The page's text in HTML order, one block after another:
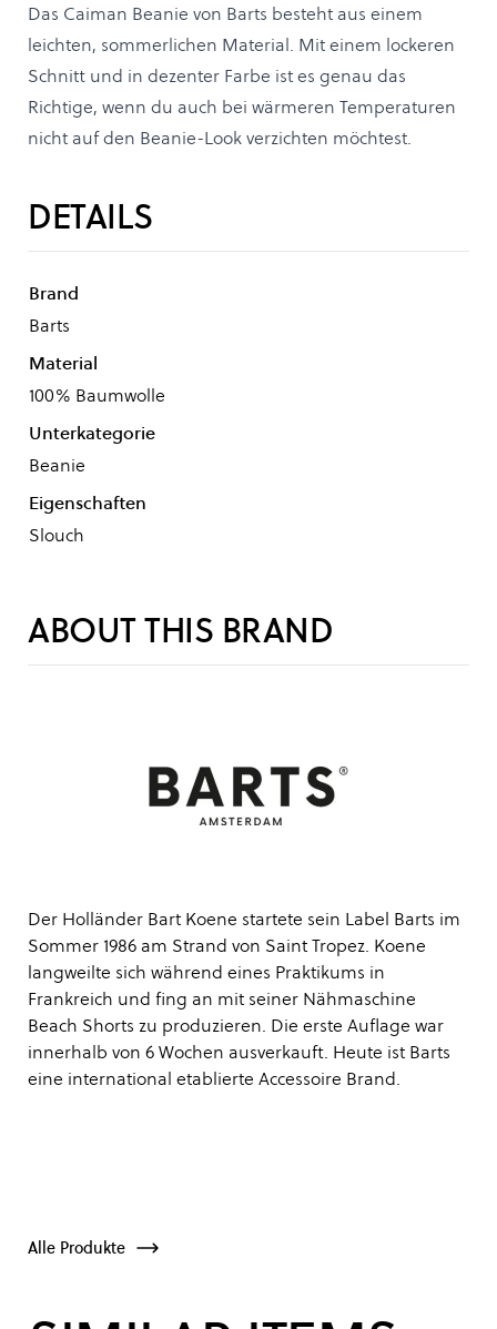
Das Caiman Beanie von Barts besteht aus einem
leichten, sommerlichen Material. Mit einem lockeren
Schnitt und in dezenter Farbe ist es genau das
Richtige, wenn du auch bei wärmeren Temperaturen
nicht auf den Beanie-Look verzichten möchtest.
DETAILS
Brand
Barts
Material
100% Baumwolle
Unterkategorie
Beanie
Eigenschaften
Slouch
ABOUT THIS BRAND
Der Holländer Bart Koene startete sein Label Barts im
Sommer 1986 am Strand von Saint Tropez. Koene
langweilte sich während eines Praktikums in
Frankreich und fing an mit seiner Nähmaschine
Beach Shorts zu produzieren. Die erste Auflage war
innerhalb von 6 Wochen ausverkauft. Heute ist Barts
eine international etablierte Accessoire Brand.
Alle Produkte